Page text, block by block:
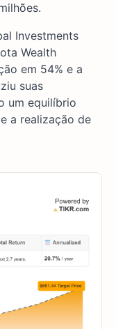
Investments
Wealth
em 54% e a
suas
um equilíbrio
a realização de